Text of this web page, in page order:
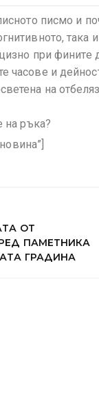
писмо и
така
при фините
и
на
на ръка?
ОТ
ПАМЕТНИКА
ГРАДИНА